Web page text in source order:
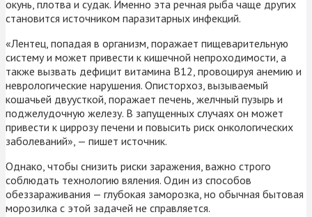
окунь, плотва и судак. Именно эта речная рыба чаще других
становится источником паразитарных инфекций.
«Лентец, попадая в организм, поражает пищеварительную
систему и может привести к кишечной непроходимости, а
также вызвать дефицит витамина B12, провоцируя анемию и
неврологические нарушения. Описторхоз, вызываемый
кошачьей двуусткой, поражает печень, желчный пузырь и
поджелудочную железу. В запущенных случаях он может
привести к циррозу печени и повысить риск онкологических
заболеваний», — пишет источник.
Однако, чтобы снизить риски заражения, важно строго
соблюдать технологию вяления. Один из способов
обеззараживания — глубокая заморозка, но обычная бытовая
морозилка с этой задачей не справляется.